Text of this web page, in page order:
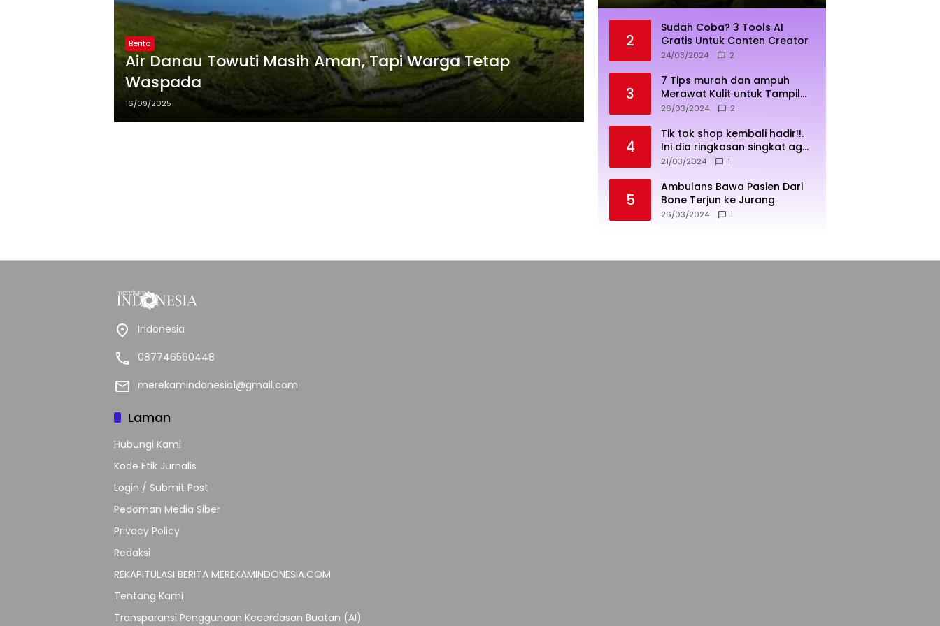
Berita
Air Danau Towuti Masih Aman, Tapi Warga Tetap
Waspada
16/09/2025
2
Sudah Coba? 3 Tools AI
Gratis Untuk Conten Creator
24/03/2024 2
3
7 Tips murah dan ampuh
Merawat Kulit untuk Tampil
Sehat dan Cerah
26/03/2024 2
4
Tik tok shop kembali hadir!!.
Ini dia ringkasan singkat agar
penjualan lebih sukses
21/03/2024 1
5
Ambulans Bawa Pasien Dari
Bone Terjun ke Jurang
26/03/2024 1
Indonesia
087746560448
merekamindonesia1@gmail.com
Laman
Hubungi Kami
Kode Etik Jurnalis
Login / Submit Post
Pedoman Media Siber
Privacy Policy
Redaksi
REKAPITULASI BERITA MEREKAMINDONESIA.COM
Tentang Kami
Transparansi Penggunaan Kecerdasan Buatan (AI)